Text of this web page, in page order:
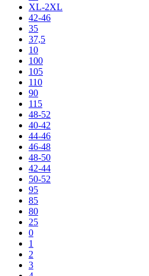
XL-2XL
42-46
35
37,5
10
100
105
110
90
115
48-52
40-42
44-46
46-48
48-50
42-44
50-52
95
85
80
25
0
1
2
3